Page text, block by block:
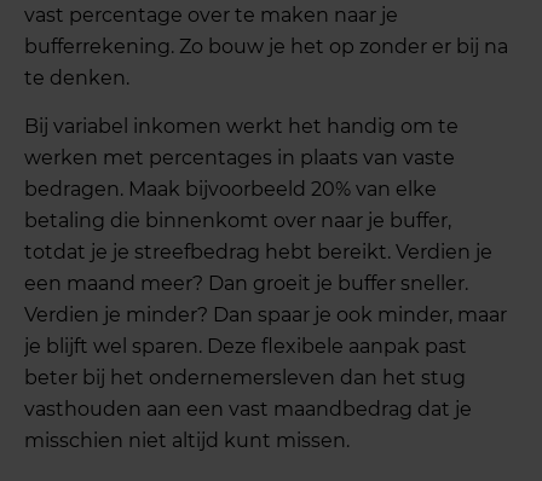
vast percentage over te maken naar je
bufferrekening. Zo bouw je het op zonder er bij na
te denken.
Bij variabel inkomen werkt het handig om te
werken met percentages in plaats van vaste
bedragen. Maak bijvoorbeeld 20% van elke
betaling die binnenkomt over naar je buffer,
totdat je je streefbedrag hebt bereikt. Verdien je
een maand meer? Dan groeit je buffer sneller.
Verdien je minder? Dan spaar je ook minder, maar
je blijft wel sparen. Deze flexibele aanpak past
beter bij het ondernemersleven dan het stug
vasthouden aan een vast maandbedrag dat je
misschien niet altijd kunt missen.